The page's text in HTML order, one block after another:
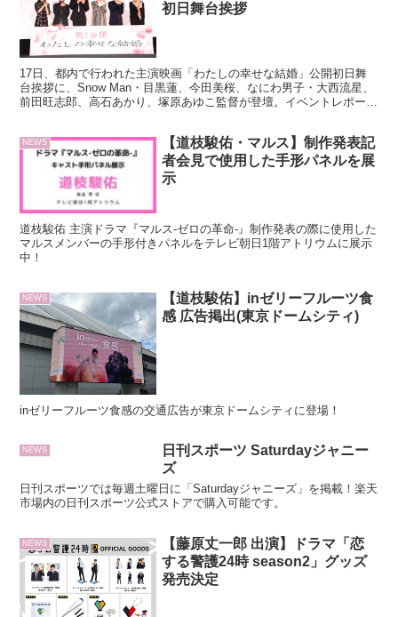
初日舞台挨拶
17日、都内で行われた主演映画「わたしの幸せな結婚」公開初日舞
台挨拶に、Snow Man・目黒蓮、今田美桜、なにわ男子・大西流星、
前田旺志郎、高石あかり、塚原あゆこ監督が登壇。イベントレポート
NEWS
【道枝駿佑・マルス】制作発表記
者会見で使用した手形パネルを展
示
道枝駿佑 主演ドラマ『マルス-ゼロの革命-』制作発表の際に使用した
マルスメンバーの手形付きパネルをテレビ朝日1階アトリウムに展示
中！
NEWS
【道枝駿佑】inゼリーフルーツ食
感 広告掲出(東京ドームシティ)
inゼリーフルーツ食感の交通広告が東京ドームシティに登場！
NEWS
日刊スポーツ Saturdayジャニー
ズ
日刊スポーツでは毎週土曜日に「Saturdayジャニーズ」を掲載！楽天
市場内の日刊スポーツ公式ストアで購入可能です。
NEWS
【藤原丈一郎 出演】ドラマ「恋
する警護24時 season2」グッズ
発売決定